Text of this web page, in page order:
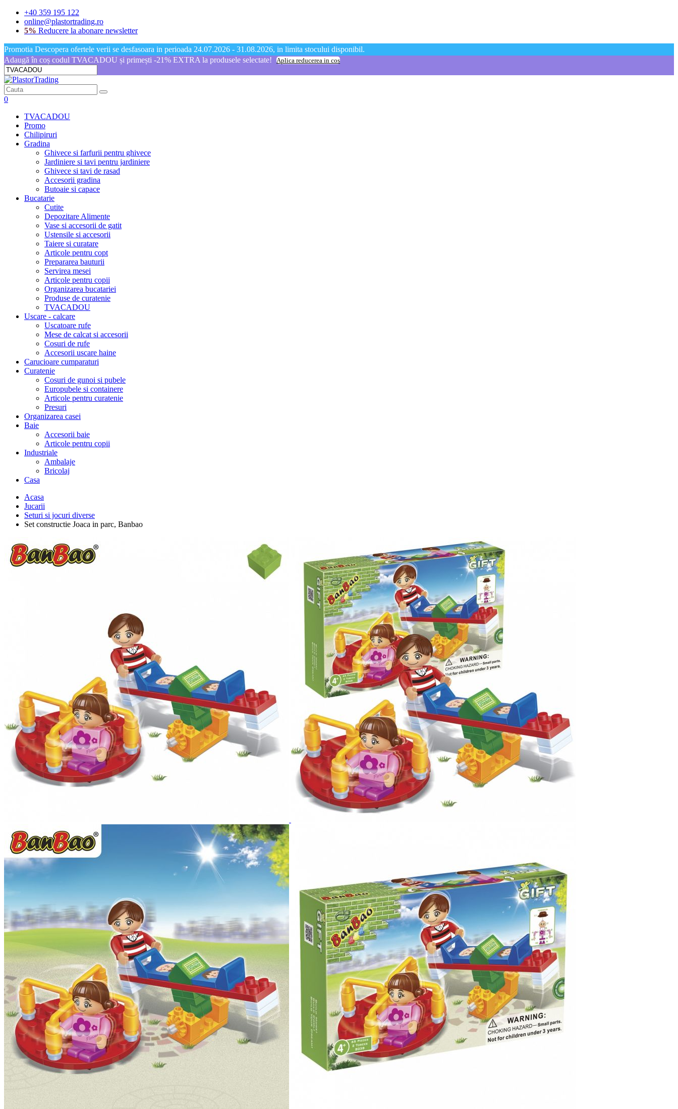
+40 359 195 122
online@plastortrading.ro
5% Reducere la abonare newsletter
Promotia Descopera ofertele verii se desfasoara in perioada 24.07.2026 - 31.08.2026, in limita stocului disponibil.
Adaugă în coș codul TVACADOU și primești -21% EXTRA la produsele selectate!
Aplica reducerea in cos
0
TVACADOU
Promo
Chilipiruri
Gradina
Ghivece si farfurii pentru ghivece
Jardiniere si tavi pentru jardiniere
Ghivece si tavi de rasad
Accesorii gradina
Butoaie si capace
Bucatarie
Cutite
Depozitare Alimente
Vase si accesorii de gatit
Ustensile si accesorii
Taiere si curatare
Articole pentru copt
Prepararea bauturii
Servirea mesei
Articole pentru copii
Organizarea bucatariei
Produse de curatenie
TVACADOU
Uscare - calcare
Uscatoare rufe
Mese de calcat si accesorii
Cosuri de rufe
Accesorii uscare haine
Carucioare cumparaturi
Curatenie
Cosuri de gunoi si pubele
Europubele si containere
Articole pentru curatenie
Presuri
Organizarea casei
Baie
Accesorii baie
Articole pentru copii
Industriale
Ambalaje
Bricolaj
Casa
Acasa
Jucarii
Seturi si jocuri diverse
Set constructie Joaca in parc, Banbao